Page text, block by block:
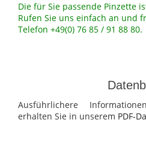
Die für Sie passende Pinzette
Rufen Sie uns einfach an und
Telefon +49(0) 76 85 / 91 88 80.
Ausführlichere
erhalten Sie in unserem PDF-